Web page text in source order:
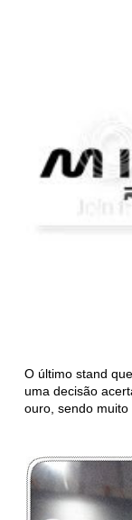
O último stand
uma decisão
ouro, sendo